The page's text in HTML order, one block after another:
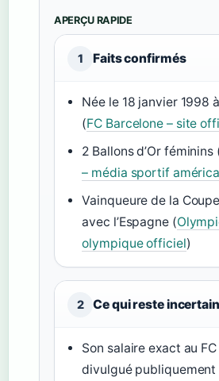
APERÇU RAPIDE
1 Faits confirmés
Née le 18 janvier 1998
(FC Barcelone – site
2 Ballons d’Or
– média sportif
Vainqueure de la
avec l’Espagne (
olympique officiel)
2 Ce qui reste incertain
Son salaire exact au
divulgué publiquement